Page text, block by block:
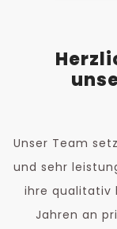
Unser Team
und sehr
ihre qualitativ
Jahren an